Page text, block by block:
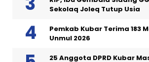
Sekolaq Joleq Tutup Usia
Pemkab Kubar Terima 183
Unmul 2026
25 Anggota DPRD Kubar